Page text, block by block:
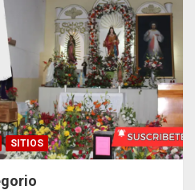
SITIOS